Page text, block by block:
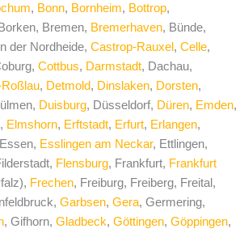
, Bonn, Bornheim, Bottrop,
Bremen, Bremerhaven, Bünde,
der Nordheide, Castrop-Rauxel , Celle,
Cottbus, Darmstadt, Dachau,
, Detmold, Dinslaken, Dorsten,
Duisburg, Düsseldorf, Düren, Emden,
Elmshorn, Erftstadt, Erfurt, Erlangen,
Esslingen am Neckar, Ettlingen,
Flensburg, Frankfurt, Frankfurt
Frechen, Freiburg, Freiberg, Freital,
Garbsen, Gera, Germering,
, Gifhorn, Gladbeck, Göttingen, Göppingen,